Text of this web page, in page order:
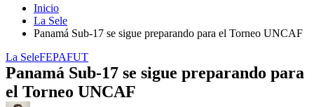
Inicio
La Sele
Panamá Sub-17 se sigue preparando para el Torneo UNCAF
La SeleFEPAFUT
Panamá Sub-17 se sigue preparando para
el Torneo UNCAF